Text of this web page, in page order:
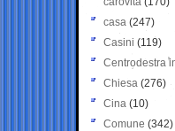
casa (247)
Casini (119)
Centrodestra
Chiesa (276)
Cina (10)
Comune (342)